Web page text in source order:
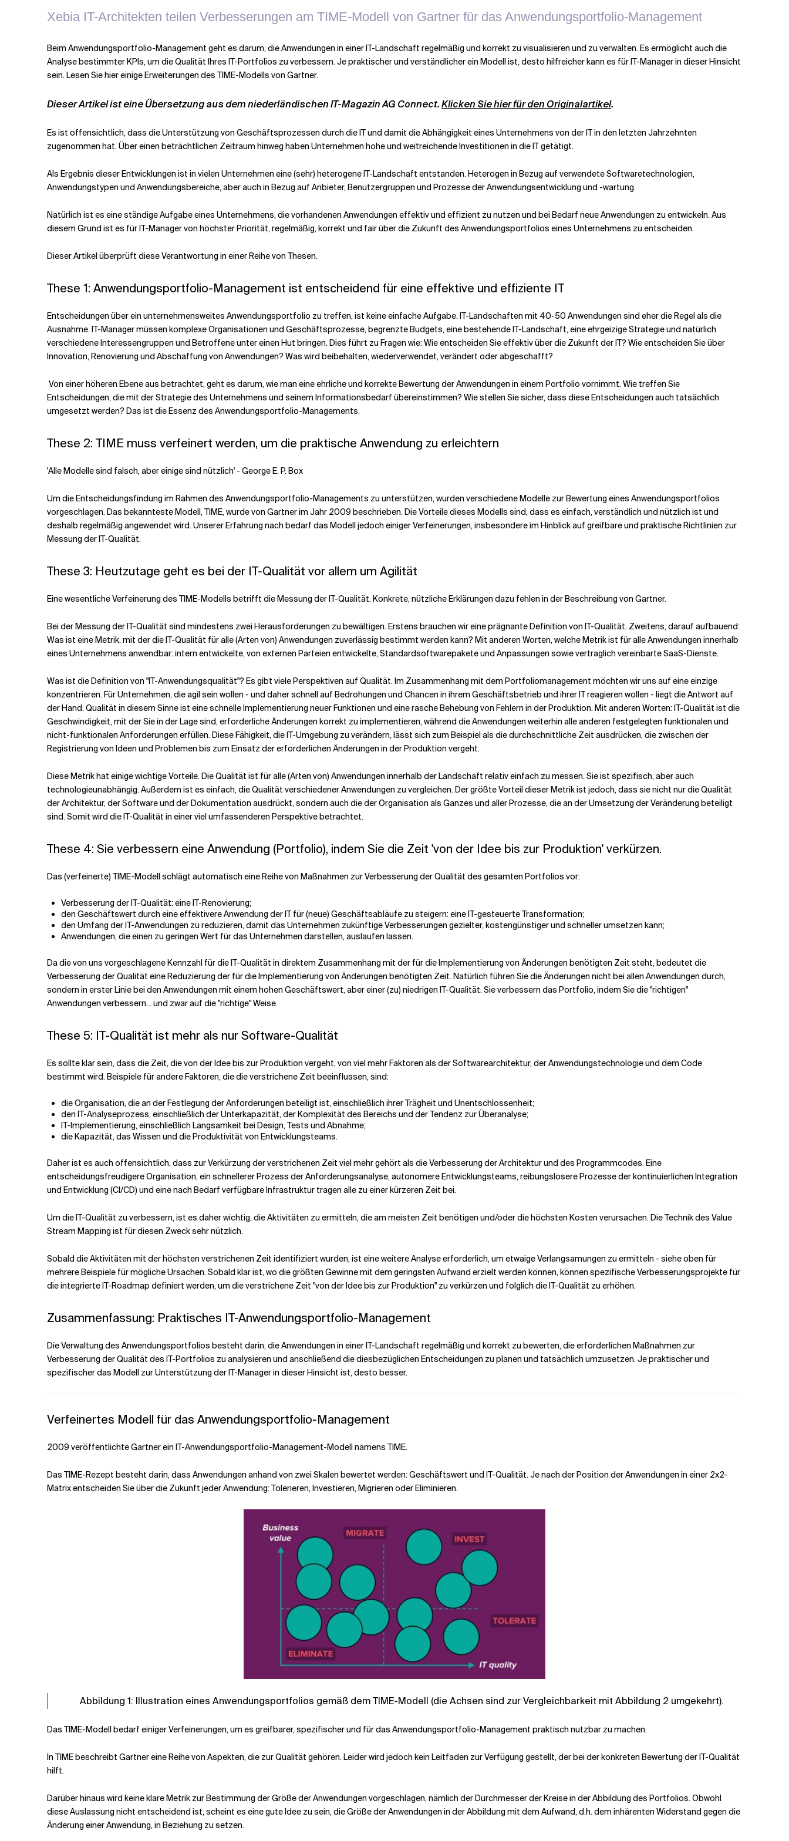
Xebia IT-Architekten teilen Verbesserungen am TIME-Modell von Gartner für das Anwendungsportfolio-Management
Beim Anwendungsportfolio-Management geht es darum, die Anwendungen in einer IT-Landschaft regelmäßig und korrekt zu visualisieren und zu verwalten. Es ermöglicht auch die
Analyse bestimmter KPIs, um die Qualität Ihres IT-Portfolios zu verbessern. Je praktischer und verständlicher ein Modell ist, desto hilfreicher kann es für IT-Manager in dieser Hinsicht
sein. Lesen Sie hier einige Erweiterungen des TIME-Modells von Gartner.
Dieser Artikel ist eine Übersetzung aus dem niederländischen IT-Magazin AG Connect.Klicken Sie hier für den Originalartikel.
Es ist offensichtlich, dass die Unterstützung von Geschäftsprozessen durch die IT und damit die Abhängigkeit eines Unternehmens von der IT in den letzten Jahrzehnten
zugenommen hat. Über einen beträchtlichen Zeitraum hinweg haben Unternehmen hohe und weitreichende Investitionen in die IT getätigt.
Als Ergebnis dieser Entwicklungen ist in vielen Unternehmen eine (sehr) heterogene IT-Landschaft entstanden. Heterogen in Bezug auf verwendete Softwaretechnologien,
Anwendungstypen und Anwendungsbereiche, aber auch in Bezug auf Anbieter, Benutzergruppen und Prozesse der Anwendungsentwicklung und -wartung.
Natürlich ist es eine ständige Aufgabe eines Unternehmens, die vorhandenen Anwendungen effektiv und effizient zu nutzen und bei Bedarf neue Anwendungen zu entwickeln. Aus
diesem Grund ist es für IT-Manager von höchster Priorität, regelmäßig, korrekt und fair über die Zukunft des Anwendungsportfolios eines Unternehmens zu entscheiden.
Dieser Artikel überprüft diese Verantwortung in einer Reihe von Thesen.
These 1: Anwendungsportfolio-Management ist entscheidend für eine effektive und effiziente IT
Entscheidungen über ein unternehmensweites Anwendungsportfolio zu treffen, ist keine einfache Aufgabe. IT-Landschaften mit 40-50 Anwendungen sind eher die Regel als die
Ausnahme. IT-Manager müssen komplexe Organisationen und Geschäftsprozesse, begrenzte Budgets, eine bestehende IT-Landschaft, eine ehrgeizige Strategie und natürlich
verschiedene Interessengruppen und Betroffene unter einen Hut bringen. Dies führt zu Fragen wie: Wie entscheiden Sie effektiv über die Zukunft der IT? Wie entscheiden Sie über
Innovation, Renovierung und Abschaffung von Anwendungen? Was wird beibehalten, wiederverwendet, verändert oder abgeschafft?
Von einer höheren Ebene aus betrachtet, geht es darum, wie man eine ehrliche und korrekte Bewertung der Anwendungen in einem Portfolio vornimmt. Wie treffen Sie
Entscheidungen, die mit der Strategie des Unternehmens und seinem Informationsbedarf übereinstimmen? Wie stellen Sie sicher, dass diese Entscheidungen auch tatsächlich
umgesetzt werden? Das ist die Essenz des Anwendungsportfolio-Managements.
These 2: TIME muss verfeinert werden, um die praktische Anwendung zu erleichtern
'Alle Modelle sind falsch, aber einige sind nützlich' - George E. P. Box
Um die Entscheidungsfindung im Rahmen des Anwendungsportfolio-Managements zu unterstützen, wurden verschiedene Modelle zur Bewertung eines Anwendungsportfolios
vorgeschlagen. Das bekannteste Modell, TIME, wurde von Gartner im Jahr 2009 beschrieben. Die Vorteile dieses Modells sind, dass es einfach, verständlich und nützlich ist und
deshalb regelmäßig angewendet wird. Unserer Erfahrung nach bedarf das Modell jedoch einiger Verfeinerungen, insbesondere im Hinblick auf greifbare und praktische Richtlinien zur
Messung der IT-Qualität.
These 3: Heutzutage geht es bei der IT-Qualität vor allem um Agilität
Eine wesentliche Verfeinerung des TIME-Modells betrifft die Messung der IT-Qualität. Konkrete, nützliche Erklärungen dazu fehlen in der Beschreibung von Gartner.
Bei der Messung der IT-Qualität sind mindestens zwei Herausforderungen zu bewältigen. Erstens brauchen wir eine prägnante Definition von IT-Qualität. Zweitens, darauf aufbauend:
Was ist eine Metrik, mit der die IT-Qualität für alle (Arten von) Anwendungen zuverlässig bestimmt werden kann? Mit anderen Worten, welche Metrik ist für alle Anwendungen innerhalb
eines Unternehmens anwendbar: intern entwickelte, von externen Parteien entwickelte, Standardsoftwarepakete und Anpassungen sowie vertraglich vereinbarte SaaS-Dienste.
Was ist die Definition von "IT-Anwendungsqualität"? Es gibt viele Perspektiven auf Qualität. Im Zusammenhang mit dem Portfoliomanagement möchten wir uns auf eine einzige
konzentrieren. Für Unternehmen, die agil sein wollen - und daher schnell auf Bedrohungen und Chancen in ihrem Geschäftsbetrieb und ihrer IT reagieren wollen - liegt die Antwort auf
der Hand. Qualität in diesem Sinne ist eine schnelle Implementierung neuer Funktionen und eine rasche Behebung von Fehlern in der Produktion. Mit anderen Worten: IT-Qualität ist die
Geschwindigkeit, mit der Sie in der Lage sind, erforderliche Änderungen korrekt zu implementieren, während die Anwendungen weiterhin alle anderen festgelegten funktionalen und
nicht-funktionalen Anforderungen erfüllen. Diese Fähigkeit, die IT-Umgebung zu verändern, lässt sich zum Beispiel als die durchschnittliche Zeit ausdrücken, die zwischen der
Registrierung von Ideen und Problemen bis zum Einsatz der erforderlichen Änderungen in der Produktion vergeht.
Diese Metrik hat einige wichtige Vorteile. Die Qualität ist für alle (Arten von) Anwendungen innerhalb der Landschaft relativ einfach zu messen. Sie ist spezifisch, aber auch
technologieunabhängig. Außerdem ist es einfach, die Qualität verschiedener Anwendungen zu vergleichen. Der größte Vorteil dieser Metrik ist jedoch, dass sie nicht nur die Qualität
der Architektur, der Software und der Dokumentation ausdrückt, sondern auch die der Organisation als Ganzes und aller Prozesse, die an der Umsetzung der Veränderung beteiligt
sind. Somit wird die IT-Qualität in einer viel umfassenderen Perspektive betrachtet.
These 4: Sie verbessern eine Anwendung (Portfolio), indem Sie die Zeit 'von der Idee bis zur Produktion' verkürzen.
Das (verfeinerte) TIME-Modell schlägt automatisch eine Reihe von Maßnahmen zur Verbesserung der Qualität des gesamten Portfolios vor:
Verbesserung der IT-Qualität: eine IT-Renovierung;
den Geschäftswert durch eine effektivere Anwendung der IT für (neue) Geschäftsabläufe zu steigern: eine IT-gesteuerte Transformation;
den Umfang der IT-Anwendungen zu reduzieren, damit das Unternehmen zukünftige Verbesserungen gezielter, kostengünstiger und schneller umsetzen kann;
Anwendungen, die einen zu geringen Wert für das Unternehmen darstellen, auslaufen lassen.
Da die von uns vorgeschlagene Kennzahl für die IT-Qualität in direktem Zusammenhang mit der für die Implementierung von Änderungen benötigten Zeit steht, bedeutet die
Verbesserung der Qualität eine Reduzierung der für die Implementierung von Änderungen benötigten Zeit. Natürlich führen Sie die Änderungen nicht bei allen Anwendungen durch,
sondern in erster Linie bei den Anwendungen mit einem hohen Geschäftswert, aber einer (zu) niedrigen IT-Qualität. Sie verbessern das Portfolio, indem Sie die "richtigen"
Anwendungen verbessern... und zwar auf die "richtige" Weise.
These 5: IT-Qualität ist mehr als nur Software-Qualität
Es sollte klar sein, dass die Zeit, die von der Idee bis zur Produktion vergeht, von viel mehr Faktoren als der Softwarearchitektur, der Anwendungstechnologie und dem Code
bestimmt wird. Beispiele für andere Faktoren, die die verstrichene Zeit beeinflussen, sind:
die Organisation, die an der Festlegung der Anforderungen beteiligt ist, einschließlich ihrer Trägheit und Unentschlossenheit;
den IT-Analyseprozess, einschließlich der Unterkapazität, der Komplexität des Bereichs und der Tendenz zur Überanalyse;
IT-Implementierung, einschließlich Langsamkeit bei Design, Tests und Abnahme;
die Kapazität, das Wissen und die Produktivität von Entwicklungsteams.
Daher ist es auch offensichtlich, dass zur Verkürzung der verstrichenen Zeit viel mehr gehört als die Verbesserung der Architektur und des Programmcodes. Eine
entscheidungsfreudigere Organisation, ein schnellerer Prozess der Anforderungsanalyse, autonomere Entwicklungsteams, reibungslosere Prozesse der kontinuierlichen Integration
und Entwicklung (CI/CD) und eine nach Bedarf verfügbare Infrastruktur tragen alle zu einer kürzeren Zeit bei.
Um die IT-Qualität zu verbessern, ist es daher wichtig, die Aktivitäten zu ermitteln, die am meisten Zeit benötigen und/oder die höchsten Kosten verursachen. Die Technik des Value
Stream Mapping ist für diesen Zweck sehr nützlich.
Sobald die Aktivitäten mit der höchsten verstrichenen Zeit identifiziert wurden, ist eine weitere Analyse erforderlich, um etwaige Verlangsamungen zu ermitteln - siehe oben für
mehrere Beispiele für mögliche Ursachen. Sobald klar ist, wo die größten Gewinne mit dem geringsten Aufwand erzielt werden können, können spezifische Verbesserungsprojekte für
die integrierte IT-Roadmap definiert werden, um die verstrichene Zeit "von der Idee bis zur Produktion" zu verkürzen und folglich die IT-Qualität zu erhöhen.
Zusammenfassung: Praktisches IT-Anwendungsportfolio-Management
Die Verwaltung des Anwendungsportfolios besteht darin, die Anwendungen in einer IT-Landschaft regelmäßig und korrekt zu bewerten, die erforderlichen Maßnahmen zur
Verbesserung der Qualität des IT-Portfolios zu analysieren und anschließend die diesbezüglichen Entscheidungen zu planen und tatsächlich umzusetzen. Je praktischer und
spezifischer das Modell zur Unterstützung der IT-Manager in dieser Hinsicht ist, desto besser.
Verfeinertes Modell für das Anwendungsportfolio-Management
2009 veröffentlichte Gartner ein IT-Anwendungsportfolio-Management-Modell namens TIME.
Das TIME-Rezept besteht darin, dass Anwendungen anhand von zwei Skalen bewertet werden: Geschäftswert und IT-Qualität. Je nach der Position der Anwendungen in einer 2x2-
Matrix entscheiden Sie über die Zukunft jeder Anwendung: Tolerieren, Investieren, Migrieren oder Eliminieren.
Abbildung 1: Illustration eines Anwendungsportfolios gemäß dem TIME-Modell (die Achsen sind zur Vergleichbarkeit mit Abbildung 2 umgekehrt).
Das TIME-Modell bedarf einiger Verfeinerungen, um es greifbarer, spezifischer und für das Anwendungsportfolio-Management praktisch nutzbar zu machen.
In TIME beschreibt Gartner eine Reihe von Aspekten, die zur Qualität gehören. Leider wird jedoch kein Leitfaden zur Verfügung gestellt, der bei der konkreten Bewertung der IT-Qualität
hilft.
Darüber hinaus wird keine klare Metrik zur Bestimmung der Größe der Anwendungen vorgeschlagen, nämlich der Durchmesser der Kreise in der Abbildung des Portfolios. Obwohl
diese Auslassung nicht entscheidend ist, scheint es eine gute Idee zu sein, die Größe der Anwendungen in der Abbildung mit dem Aufwand, d.h. dem inhärenten Widerstand gegen die
Änderung einer Anwendung, in Beziehung zu setzen.